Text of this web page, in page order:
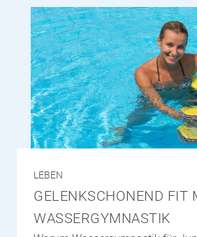
LEBEN
GELENKSCHONEND FIT
WASSERGYMNASTIK